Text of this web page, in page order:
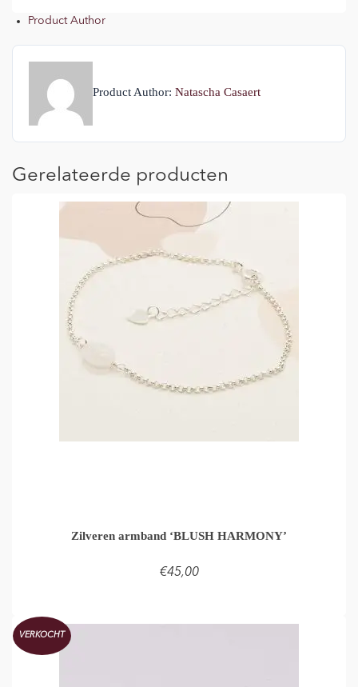
kanaalzetting
SPARK'
aantal
Product Author
Product Author: Natascha Casaert
Gerelateerde producten
Zilveren armband ‘BLUSH HARMONY’
€45,00
VERKOCHT